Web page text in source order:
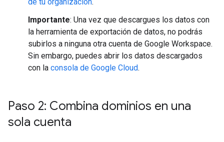
Importante: Una vez que descargues los datos con
la herramienta de exportación de datos, no podrás
subirlos a ninguna otra cuenta de Google Workspace.
Sin embargo, puedes abrir los datos descargados
con la consola de Google Cloud.
Paso 2: Combina dominios en una
sola cuenta